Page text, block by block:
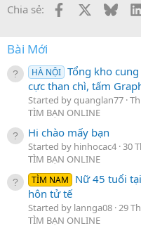
Chia sẻ: Facebook
Bài Mới
HÀ NỘI Tổng kho
cực than chì, tấm
Started by quanglan77
TÌM BẠN ONLINE
Hi chào mấy bạn
Started by hinhocac4 30
TÌM BẠN ONLINE
TÌM NAM
Nữ 45 tuổi
hôn tử tế
Started by lannga08 29
TÌM BẠN ONLINE